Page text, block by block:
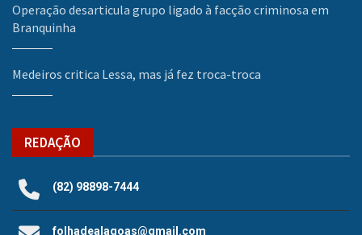
Operação desarticula grupo ligado à facção criminosa em
Branquinha
Medeiros critica Lessa, mas já fez troca-troca
REDAÇÃO
(82) 98898-7444
folhadealagoas@gmail.com